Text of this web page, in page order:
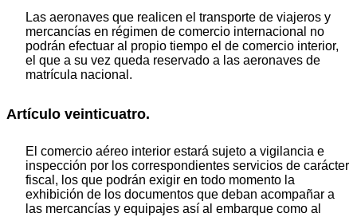
Las aeronaves que realicen el transporte de viajeros y
mercancías en régimen de comercio internacional no
podrán efectuar al propio tiempo el de comercio interior,
el que a su vez queda reservado a las aeronaves de
matrícula nacional.
Artículo veinticuatro.
El comercio aéreo interior estará sujeto a vigilancia e
inspección por los correspondientes servicios de carácter
fiscal, los que podrán exigir en todo momento la
exhibición de los documentos que deban acompañar a
las mercancías y equipajes así al embarque como al